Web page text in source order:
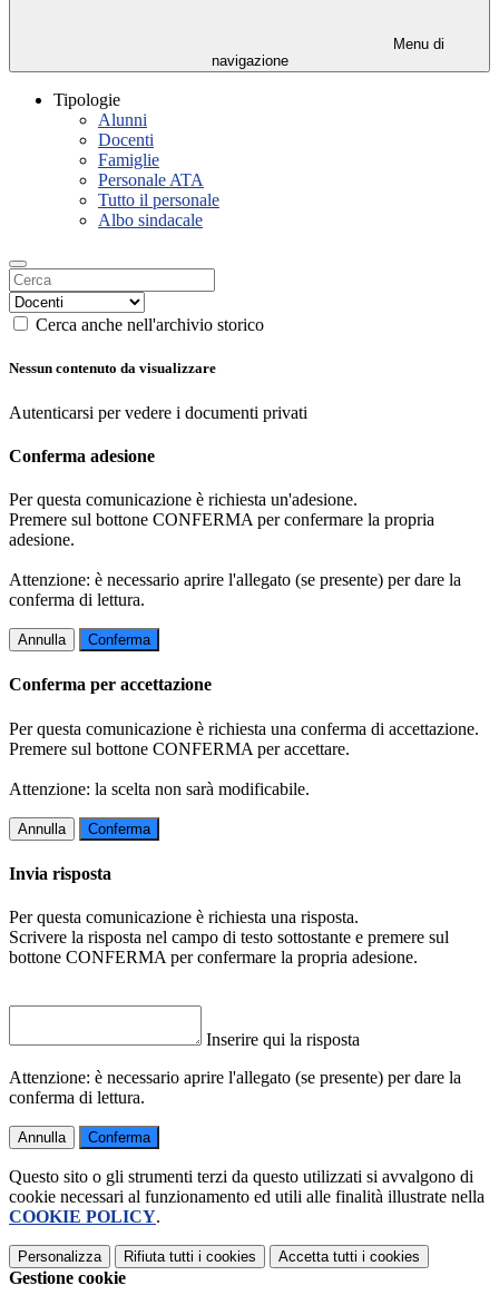
Menu di
navigazione
Tipologie
Alunni
Docenti
Famiglie
Personale ATA
Tutto il personale
Albo sindacale
Cerca anche nell'archivio storico
Nessun contenuto da visualizzare
Autenticarsi per vedere i documenti privati
Conferma adesione
Per questa comunicazione è richiesta un'adesione.
Premere sul bottone CONFERMA per confermare la propria
adesione.
Attenzione: è necessario aprire l'allegato (se presente) per dare la
conferma di lettura.
Annulla Conferma
Conferma per accettazione
Per questa comunicazione è richiesta una conferma di accettazione.
Premere sul bottone CONFERMA per accettare.
Attenzione: la scelta non sarà modificabile.
Annulla Conferma
Invia risposta
Per questa comunicazione è richiesta una risposta.
Scrivere la risposta nel campo di testo sottostante e premere sul
bottone CONFERMA per confermare la propria adesione.
Inserire qui la risposta
Attenzione: è necessario aprire l'allegato (se presente) per dare la
conferma di lettura.
Annulla Conferma
Questo sito o gli strumenti terzi da questo utilizzati si avvalgono di
cookie necessari al funzionamento ed utili alle finalità illustrate nella
COOKIE POLICY.
Personalizza Rifiuta tutti i cookies Accetta tutti i cookies
Gestione cookie